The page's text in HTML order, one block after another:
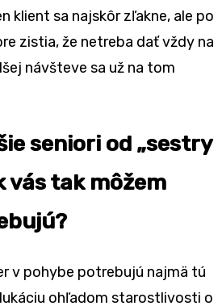
klient sa najskôr zľakne, ale po
zistia, že netreba dať vždy na
návšteve sa už na tom
seniori od „sestry
vás tak môžem
v pohybe potrebujú najmä tú
ohľadom starostlivosti o